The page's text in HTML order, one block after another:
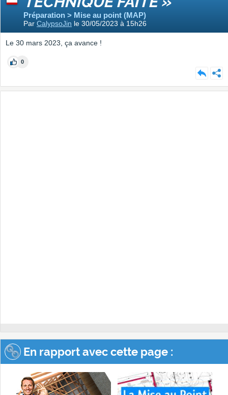
Préparation > Mise au point (MAP)
Par CalypsoJin le 30/05/2023 à 15h26
Le 30 mars 2023, ça avance !
0
En rapport avec cette page :